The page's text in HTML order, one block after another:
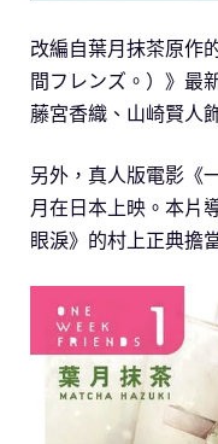
改編自葉月抹茶原作
間フレンズ。）》最
藤宮香織、山崎賢人
另外，真人版電影《
月在日本上映。本片
眼淚》的村上正典擔